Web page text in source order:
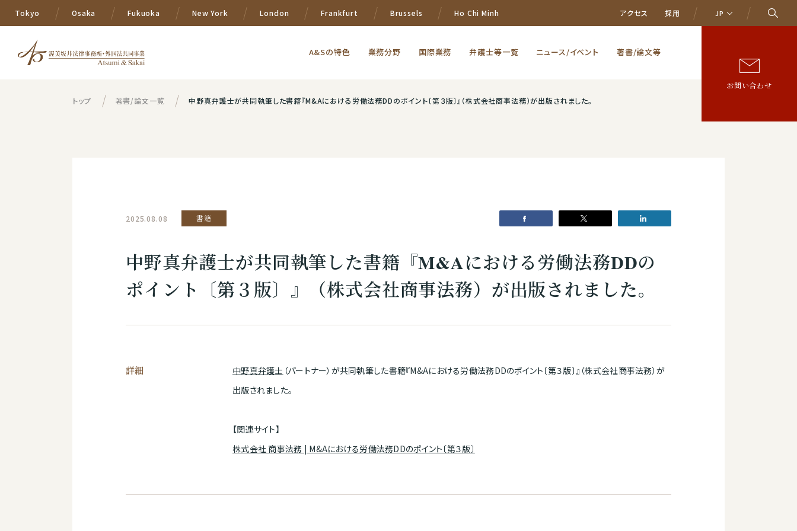
Tokyo Osaka Fukuoka New York London Frankfurt Brussels Ho Chi Minh アクセス 採用 JP
A&Sの特色 業務分野 国際業務 弁護士等一覧 ニュース/イベント 著書/論文等
お問い合わせ
トップ 著書/論文一覧 中野真弁護士が共同執筆した書籍『M&Aにおける労働法務DDのポイント〔第３版〕』（株式会社商事法務）が出版されました。
2025.08.08 書籍
中野真弁護士が共同執筆した書籍『M&Aにおける労働法務DDの
ポイント〔第３版〕』（株式会社商事法務）が出版されました。
詳細 中野真弁護士 （パートナー）が共同執筆した書籍『M&Aにおける労働法務DDのポイント〔第３版〕』（株式会社商事法務）が
出版されました。
【関連サイト】
株式会社 商事法務 | M&Aにおける労働法務DDのポイント〔第３版〕